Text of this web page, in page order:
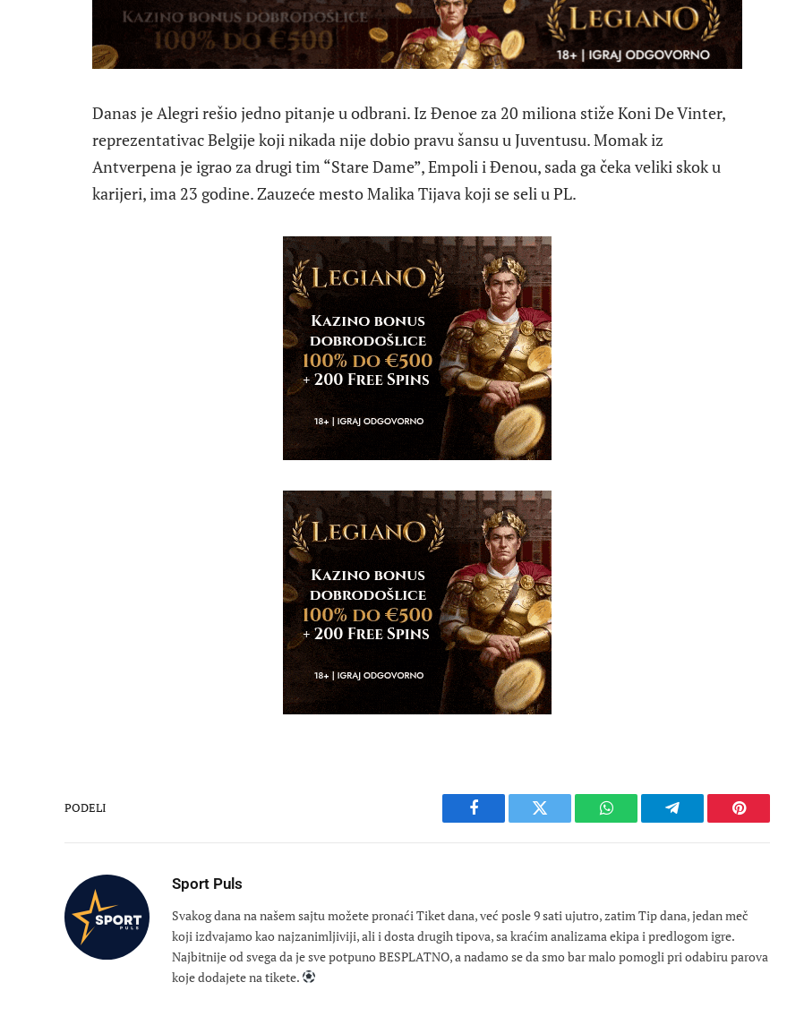
Danas je Alegri rešio jedno pitanje u odbrani. Iz Đenoe za 20 miliona stiže Koni De Vinter,
reprezentativac Belgije koji nikada nije dobio pravu šansu u Juventusu. Momak iz
Antverpena je igrao za drugi tim “Stare Dame”, Empoli i Đenou, sada ga čeka veliki skok u
karijeri, ima 23 godine. Zauzeće mesto Malika Tijava koji se seli u PL.
PODELI
Facebook Twitter WhatsAppTelegram Pinterest
Sport Puls
Svakog dana na našem sajtu možete pronaći Tiket dana, već posle 9 sati ujutro, zatim Tip dana, jedan meč
koji izdvajamo kao najzanimljiviji, ali i dosta drugih tipova, sa kraćim analizama ekipa i predlogom igre.
Najbitnije od svega da je sve potpuno BESPLATNO, a nadamo se da smo bar malo pomogli pri odabiru parova
koje dodajete na tikete.